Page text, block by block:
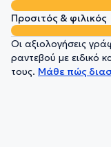
Προσιτός & φιλικός
Οι αξιολογήσεις
ραντεβού με ειδικό
τους. Μάθε πώς